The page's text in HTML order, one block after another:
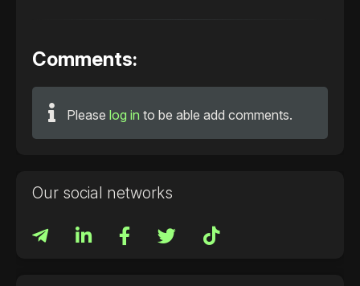
Comments:
Please log in to be able add comments.
Our social networks